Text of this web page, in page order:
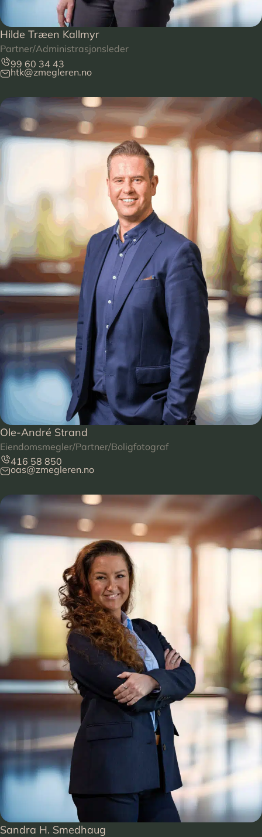
Hilde Træen Kallmyr
Partner/Administrasjonsleder
99 60 34 43
htk@zmegleren.no
Ole-André Strand
Eiendomsmegler/Partner/Boligfotograf
416 58 850
oas@zmegleren.no
Sandra H. Smedhaug